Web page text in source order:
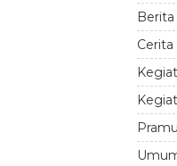
Berita